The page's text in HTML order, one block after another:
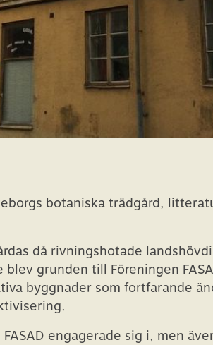
botaniska trädgård,
då rivningshotade
grunden till Föreningen
byggnader som fortfarande
engagerade sig i, men